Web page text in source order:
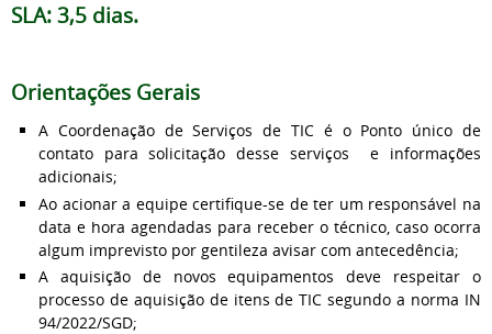
SLA: 3,5 dias.
Orientações Gerais
A Coordenação de Serviços de TIC é o Ponto único de
contato para solicitação desse serviços e informações
adicionais;
Ao acionar a equipe certifique-se de ter um responsável na
data e hora agendadas para receber o técnico, caso ocorra
algum imprevisto por gentileza avisar com antecedência;
A aquisição de novos equipamentos deve respeitar o
processo de aquisição de itens de TIC segundo a norma IN
94/2022/SGD;